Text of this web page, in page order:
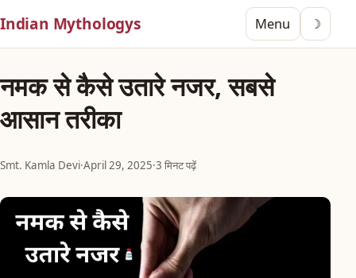
Indian Mythologys Menu ☽
नमक से कैसे उतारे नजर, सबसे
आसान तरीका
Smt. Kamla Devi·April 29, 2025·3 मिनट पढ़ें